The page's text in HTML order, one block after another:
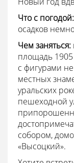
Что с погодой:
осадков
Чем заняться:
площадь 1905
с фигурами
местных
уральских
пешеходной
собором,
«Высоцкий».